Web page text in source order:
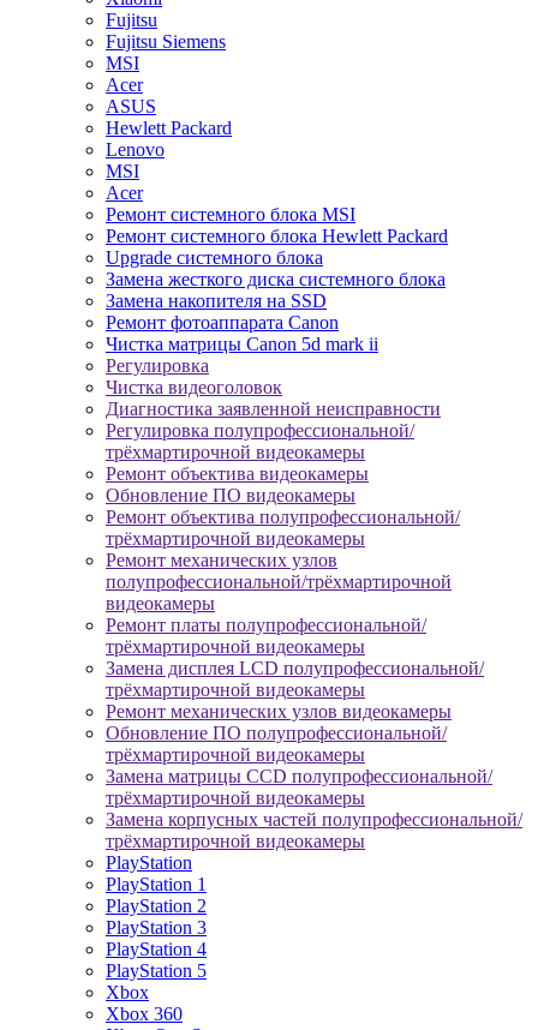
Fujitsu
Fujitsu Siemens
MSI
Acer
ASUS
Hewlett Packard
Lenovo
MSI
Acer
Ремонт системного блока MSI
Ремонт системного блока Hewlett Packard
Upgrade системного блока
Замена жесткого диска системного блока
Замена накопителя на SSD
Ремонт фотоаппарата Canon
Чистка матрицы Canon 5d mark ii
Регулировка
Чистка видеоголовок
Диагностика заявленной неисправности
Регулировка полупрофессиональной/
трёхмартирочной видеокамеры
Ремонт объектива видеокамеры
Обновление ПО видеокамеры
Ремонт объектива полупрофессиональной/
трёхмартирочной видеокамеры
Ремонт механических узлов
полупрофессиональной/трёхмартирочной
видеокамеры
Ремонт платы полупрофессиональной/
трёхмартирочной видеокамеры
Замена дисплея LCD полупрофессиональной/
трёхмартирочной видеокамеры
Ремонт механических узлов видеокамеры
Обновление ПО полупрофессиональной/
трёхмартирочной видеокамеры
Замена матрицы CCD полупрофессиональной/
трёхмартирочной видеокамеры
Замена корпусных частей полупрофессиональной/
трёхмартирочной видеокамеры
PlayStation
PlayStation 1
PlayStation 2
PlayStation 3
PlayStation 4
PlayStation 5
Xbox
Xbox 360